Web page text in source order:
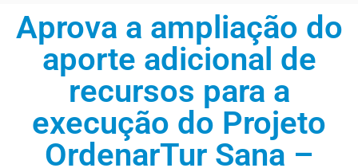
Aprova a ampliação do
aporte adicional de
recursos para a
execução do Projeto
OrdenarTur Sana –